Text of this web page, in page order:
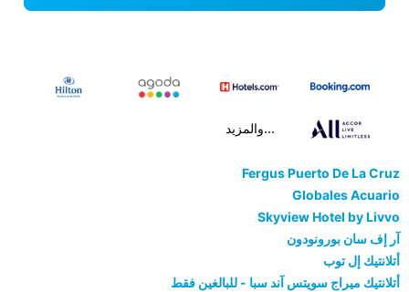
...والمزيد
Fergus Puerto De La Cruz
Globales Acuario
Skyview Hotel by Livvo
آر إف سان بورونودون
أتلانتيك إل توب
أتلانتيك ميراج سويتس آند سبا - للبالغين فقط